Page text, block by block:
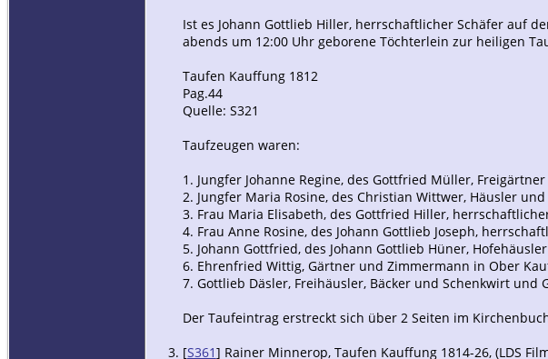
Ist es Johann Gottlieb Hiller, herrschaftlicher Schäfer auf
abends um 12:00 Uhr geborene Töchterlein zur heiligen
Taufen Kauffung 1812
Pag.44
Quelle: S321
Taufzeugen waren:
1. Jungfer Johanne Regine, des Gottfried Müller,
2. Jungfer Maria Rosine, des Christian Wittwer, Häusler
3. Frau Maria Elisabeth, des Gottfried Hiller,
4. Frau Anne Rosine, des Johann Gottlieb Joseph,
5. Johann Gottfried, des Johann Gottlieb Hüner,
6. Ehrenfried Wittig, Gärtner und Zimmermann in Ober
7. Gottlieb Däsler, Freihäusler, Bäcker und Schenkwirt
Der Taufeintrag erstreckt sich über 2 Seiten im
[S361] Rainer Minnerop, Taufen Kauffung 1814-26, (LDS